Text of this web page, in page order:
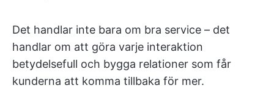
Det handlar inte bara om bra service – det
handlar om att göra varje interaktion
betydelsefull och bygga relationer som får
kunderna att komma tillbaka för mer.